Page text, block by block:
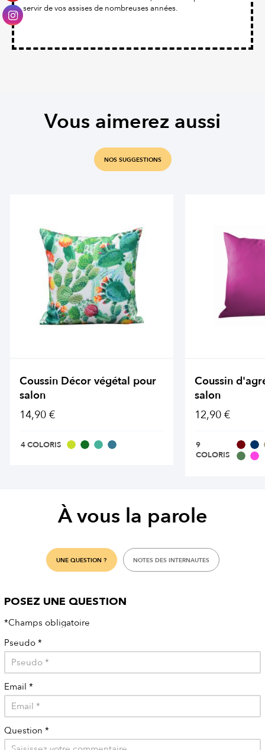
servir de vos assises de nombreuses années.
Vous aimerez aussi
NOS SUGGESTIONS
Coussin Décor végétal pour
salon
14,90 €
4 COLORIS
Coussin
salon
12,90 €
9
COLORIS
À vous la parole
UNE QUESTION ? NOTES DES INTERNAUTES
POSEZ UNE QUESTION
*Champs obligatoire
Pseudo *
Email *
Question *